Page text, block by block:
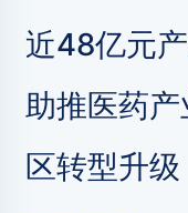
近48亿元
助推医药
区转型升级